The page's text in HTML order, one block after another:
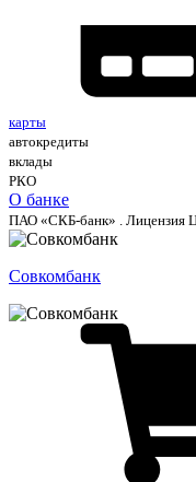
карты
автокредиты
вклады
РКО
О банке
ПАО «СКБ-банк» . Лицензия
Совкомбанк